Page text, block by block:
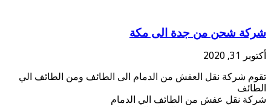
شركة شحن من جدة الى مكة
أكتوبر 31, 2020
تقوم شركة نقل العفش من الدمام الى الطائف ومن الطائف الي
الطائف
شركة نقل عفش من الطائف الي الدمام